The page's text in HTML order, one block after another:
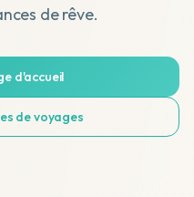
de rêve.
d'accueil
de voyages